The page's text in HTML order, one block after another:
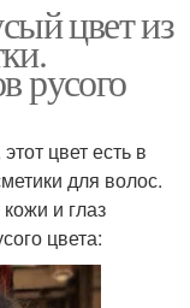
цвет из
русого
цвет есть в
для волос.
и глаз
цвета: